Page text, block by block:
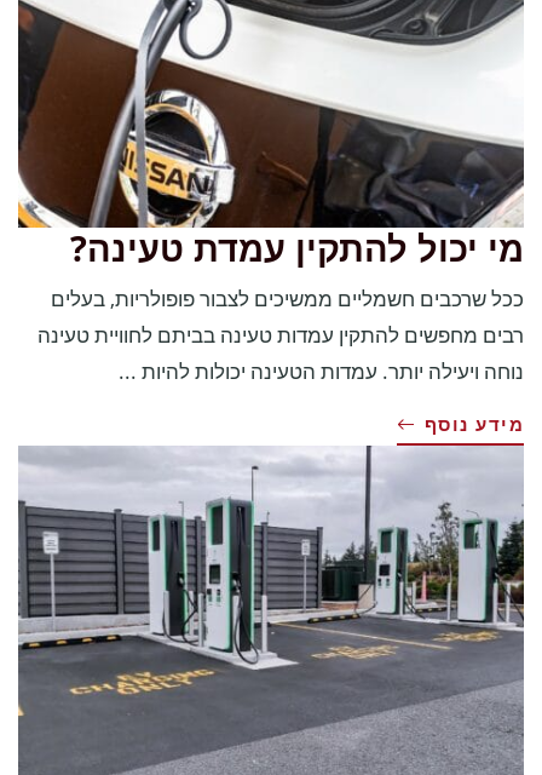
מי יכול להתקין עמדת טעינה?
ככל שרכבים חשמליים ממשיכים לצבור פופולריות, בעלים
רבים מחפשים להתקין עמדות טעינה בביתם לחוויית טעינה
נוחה ויעילה יותר. עמדות הטעינה יכולות להיות ...
מידע נוסף